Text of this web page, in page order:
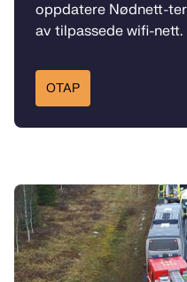
oppdatere Nødnett-
av tilpassede wifi-nett.
OTAP